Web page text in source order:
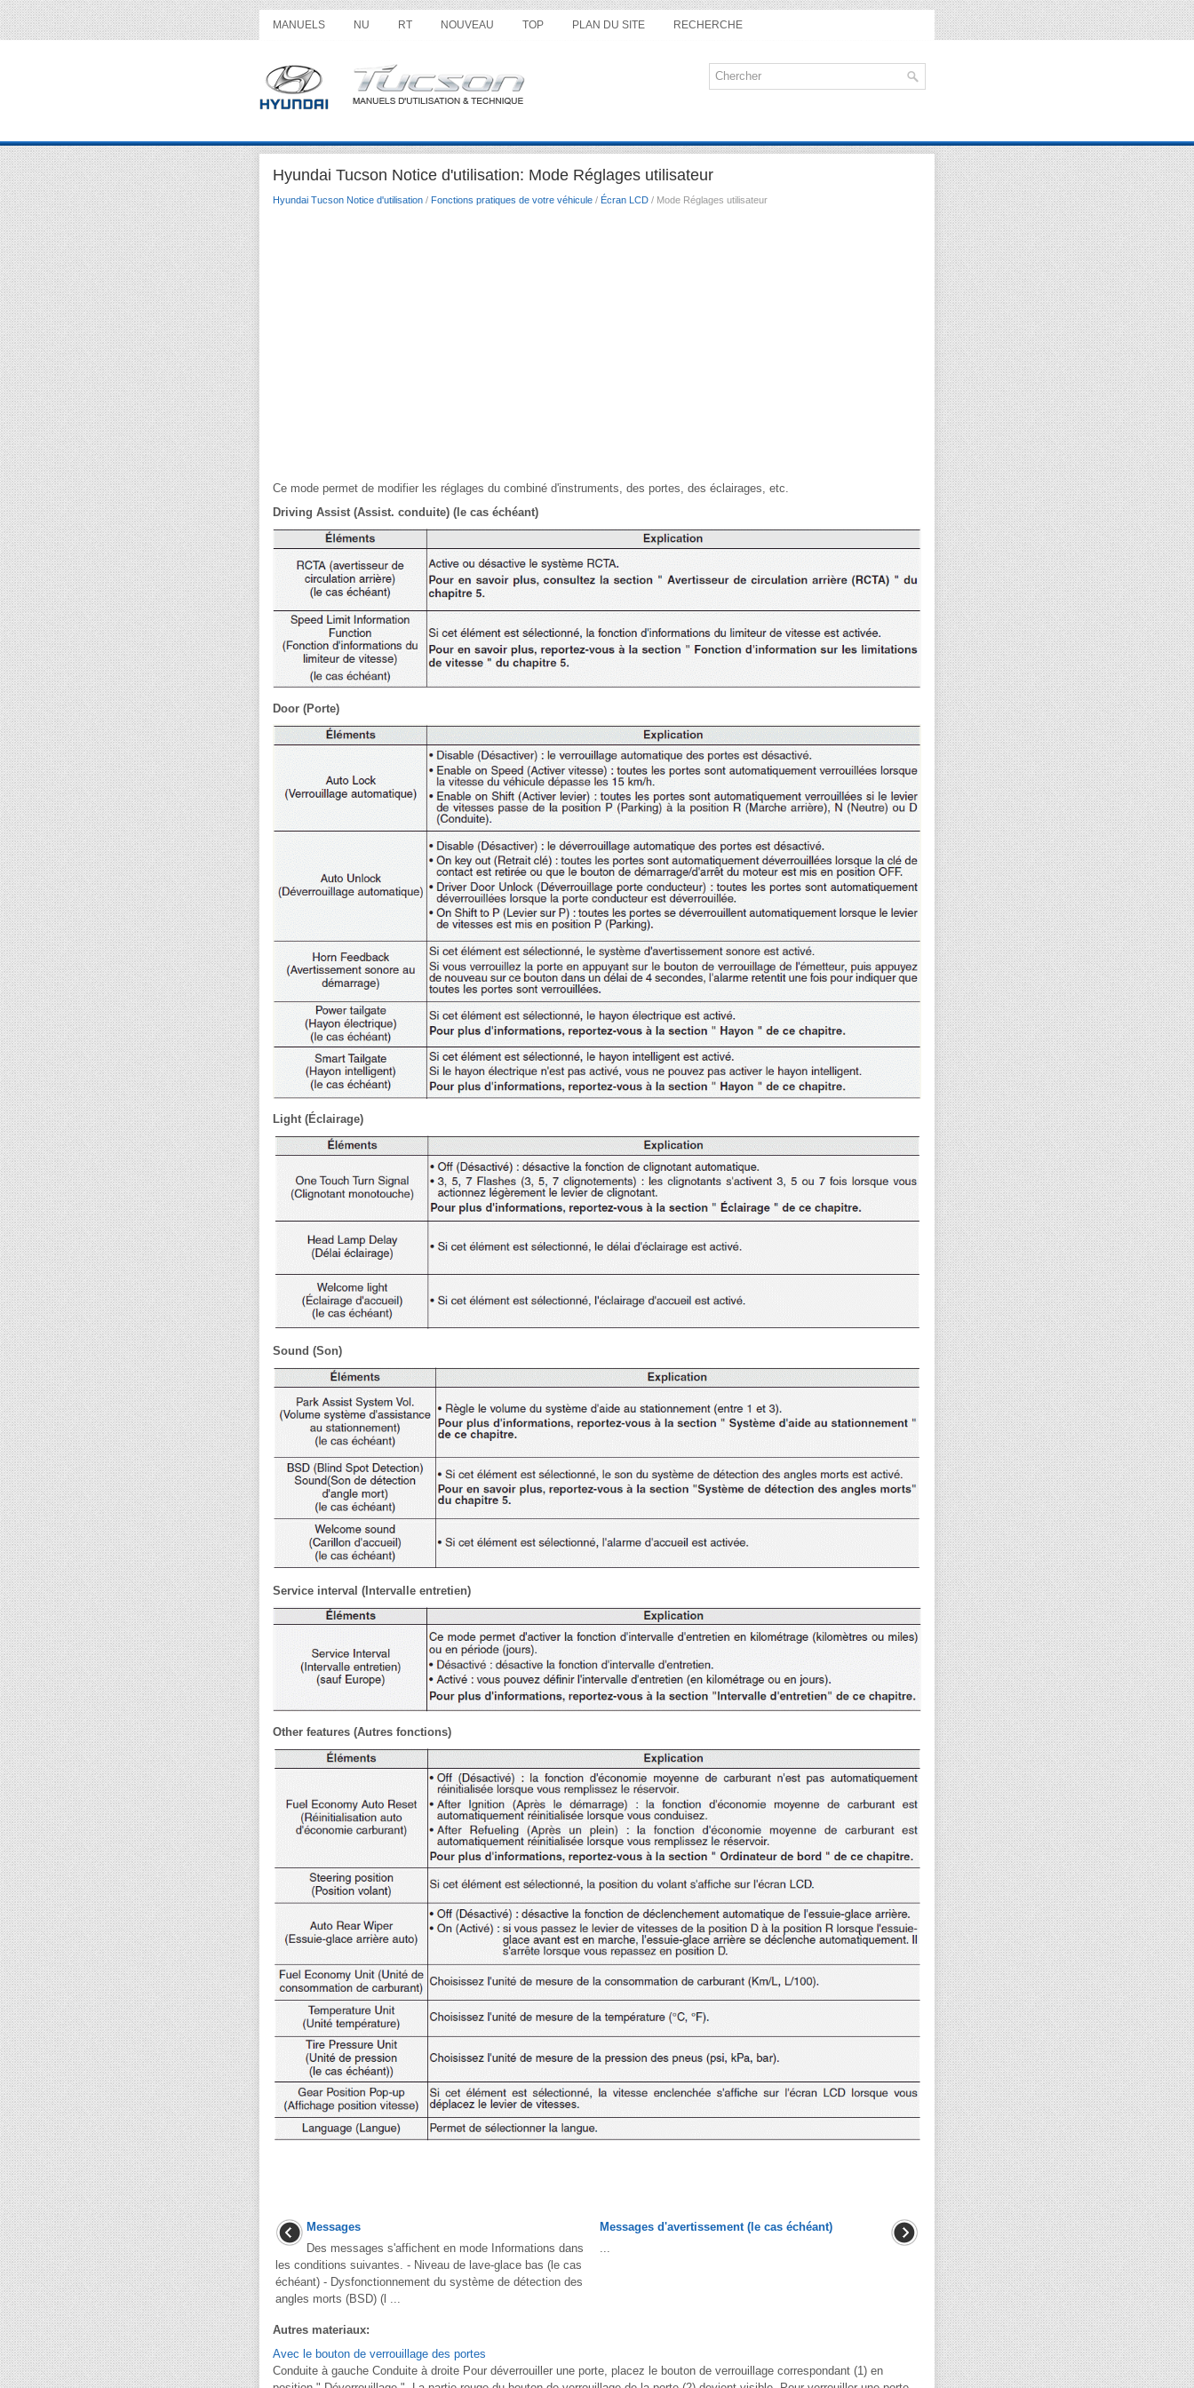
MANUELS NU RT NOUVEAU TOP PLAN DU SITE RECHERCHE
Hyundai Tucson Notice d'utilisation: Mode Réglages utilisateur
Hyundai Tucson Notice d'utilisation / Fonctions pratiques de votre véhicule / Écran LCD / Mode Réglages utilisateur
Ce mode permet de modifier les réglages du combiné d'instruments, des portes, des éclairages, etc.
Driving Assist (Assist. conduite) (le cas échéant)
Door (Porte)
Light (Éclairage)
Sound (Son)
Service interval (Intervalle entretien)
Other features (Autres fonctions)
Messages
Des messages s'affichent en mode Informations dans
les conditions suivantes. - Niveau de lave-glace bas (le cas
échéant) - Dysfonctionnement du système de détection des
angles morts (BSD) (l ...
Messages d'avertissement (le cas échéant)
...
Autres materiaux:
Avec le bouton de verrouillage des portes
Conduite à gauche Conduite à droite Pour déverrouiller une porte, placez le bouton de verrouillage correspondant (1) en